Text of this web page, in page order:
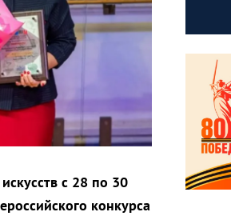
с 28 по 30
конкурса